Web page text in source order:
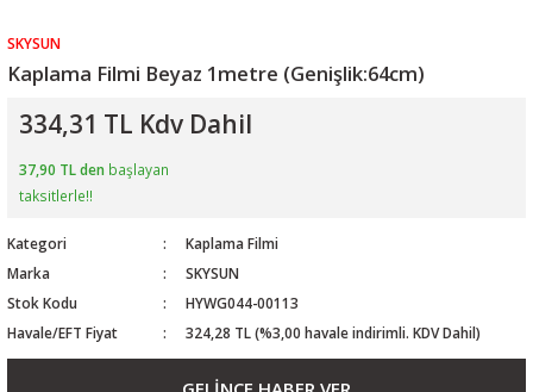
SKYSUN
Kaplama Filmi Beyaz 1metre (Genişlik:64cm)
334,31 TL Kdv Dahil
37,90 TL den başlayan
taksitlerle!!
Kategori
Kaplama Filmi
Marka
SKYSUN
Stok Kodu
HYWG044-00113
Havale/EFT Fiyat
324,28 TL (%3,00 havale indirimli. KDV Dahil)